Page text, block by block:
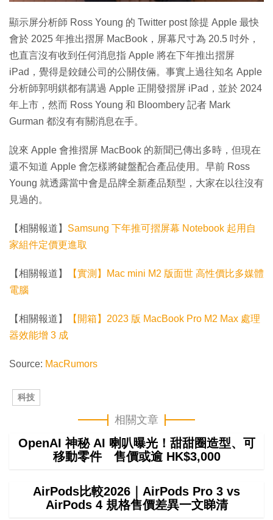
片
顯示屏分析師 Ross Young 的 Twitter post 除提 Apple 最快
會於 2025 年推出摺屏 MacBook，屏幕尺寸為 20.5 吋外，
也直言沒有收到任何消息指 Apple 將在下年推出摺屏
iPad，覺得是鉸鏈公司的公關伎倆。事實上過往知名 Apple
分析師郭明錤都有講過 Apple 正開發摺屏 iPad，並於 2024
年上市，然而 Ross Young 和 Bloombery 記者 Mark
Gurman 都沒有有關消息在手。
說來 Apple 會推摺屏 MacBook 的新聞已傳出多時，但現在
還不知道 Apple 會怎樣將鍵盤配合產品使用。早前 Ross
Young 就透露當中會是品牌全新產品類型，大家在以往沒有
見過的。
【相關報道】 Samsung 下年推可摺屏幕 Notebook 起用自
家組件定價更進取
【相關報道】
【實測】Mac mini M2 版面世 高性價比多媒體
電腦
【相關報道】
【開箱】2023 版 MacBook Pro M2 Max 處理
器效能增 3 成
Source: MacRumors
科技
相關文章
OpenAI 神秘 AI 喇叭曝光！甜甜圈造型、可
移動零件 售價或逾 HK$3,000
AirPods比較2026｜AirPods Pro 3 vs
AirPods 4 規格售價差異一文睇清